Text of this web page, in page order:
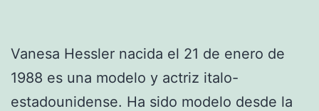
Vanesa Hessler nacida el 21 de enero de
1988 es una modelo y actriz italo-
estadounidense. Ha sido modelo desde la